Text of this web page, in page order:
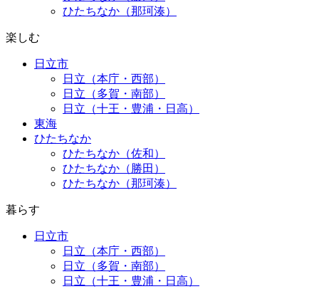
ひたちなか（那珂湊）
楽しむ
日立市
日立（本庁・西部）
日立（多賀・南部）
日立（十王・豊浦・日高）
東海
ひたちなか
ひたちなか（佐和）
ひたちなか（勝田）
ひたちなか（那珂湊）
暮らす
日立市
日立（本庁・西部）
日立（多賀・南部）
日立（十王・豊浦・日高）